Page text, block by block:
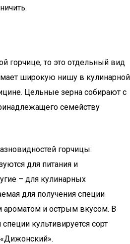
горчице, то это отдельный вид
широкую нишу в кулинарной
Цельные зерна собирают с
семейству
горчицы:
для питания и
– для кулинарных
для получения специи
ароматом и острым вкусом. В
культивируется сорт